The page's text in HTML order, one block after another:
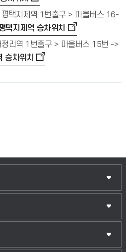
평택지제역 1번출구 > 마을버스 16-
택지제역 승차위치
정리역 1번출구 > 마을버스 15번 ->
승차위치